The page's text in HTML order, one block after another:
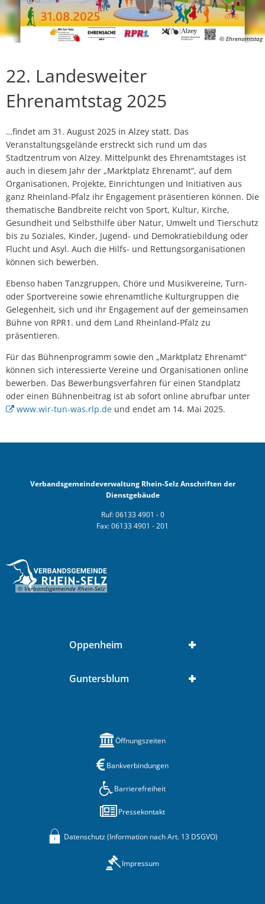
© Ehrenamtstag
22. Landesweiter
Ehrenamtstag 2025
…findet am 31. August 2025 in Alzey statt. Das
Veranstaltungsgelände erstreckt sich rund um das
Stadtzentrum von Alzey. Mittelpunkt des Ehrenamtstages ist
auch in diesem Jahr der „Marktplatz Ehrenamt“, auf dem
Organisationen, Projekte, Einrichtungen und Initiativen aus
ganz Rheinland-Pfalz ihr Engagement präsentieren können. Die
thematische Bandbreite reicht von Sport, Kultur, Kirche,
Gesundheit und Selbsthilfe über Natur, Umwelt und Tierschutz
bis zu Soziales, Kinder, Jugend- und Demokratiebildung oder
Flucht und Asyl. Auch die Hilfs- und Rettungsorganisationen
können sich bewerben.
Ebenso haben Tanzgruppen, Chöre und Musikvereine, Turn-
oder Sportvereine sowie ehrenamtliche Kulturgruppen die
Gelegenheit, sich und ihr Engagement auf der gemeinsamen
Bühne von RPR1. und dem Land Rheinland-Pfalz zu
präsentieren.
Für das Bühnenprogramm sowie den „Marktplatz Ehrenamt“
können sich interessierte Vereine und Organisationen online
bewerben. Das Bewerbungsverfahren für einen Standplatz
oder einen Bühnenbeitrag ist ab sofort online abrufbar unter
www.wir-tun-was.rlp.deund endet am 14. Mai 2025.
Verbandsgemeindeverwaltung Rhein-Selz Anschriften der
Dienstgebäude
Ruf: 06133 4901 - 0
Fax: 06133 4901 - 201
© Verbandsgemeinde Rhein-Selz
Oppenheim
Guntersblum
Öffnungszeiten
Bankverbindungen
Barrierefreiheit
Pressekontakt
Datenschutz (Information nach Art. 13 DSGVO)
Impressum